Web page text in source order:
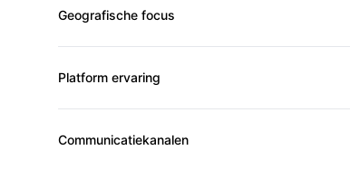
Geografische focus
Platform ervaring
Communicatiekanalen